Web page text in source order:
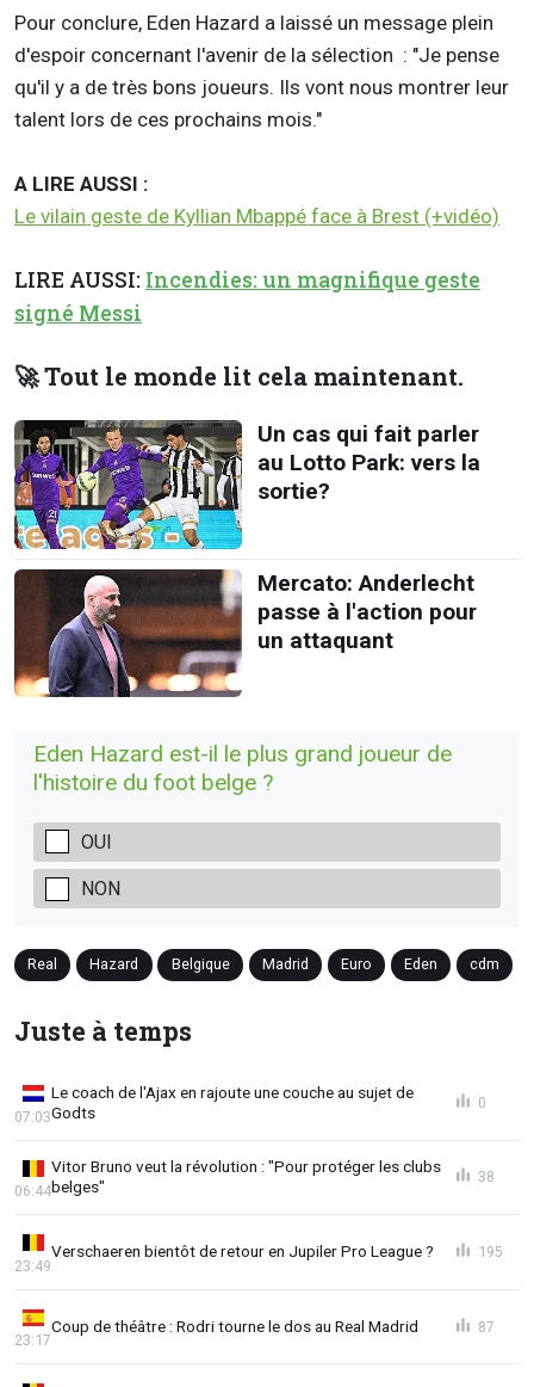
Pour conclure, Eden Hazard a laissé un message plein
d'espoir concernant l'avenir de la sélection : "Je pense
qu'il y a de très bons joueurs. Ils vont nous montrer leur
talent lors de ces prochains mois."
A LIRE AUSSI :
Le vilain geste de Kyllian Mbappé face à Brest (+vidéo)
LIRE AUSSI: Incendies: un magnifique geste
signé Messi
🚀 Tout le monde lit cela maintenant.
Un cas qui fait parler
au Lotto Park: vers la
sortie?
Mercato: Anderlecht
passe à l'action pour
un attaquant
Eden Hazard est-il le plus grand joueur de
l'histoire du foot belge ?
OUI
NON
Real Hazard Belgique Madrid Euro Eden cdm
Juste à temps
Le coach de l'Ajax en rajoute une couche au sujet de
Godts
07:03
0
Vitor Bruno veut la révolution : "Pour protéger les clubs
belges"
06:44
38
Verschaeren bientôt de retour en Jupiler Pro League ?
23:49
195
Coup de théâtre : Rodri tourne le dos au Real Madrid
23:17
87